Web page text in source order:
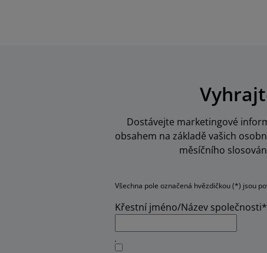
Dostávejte marketingové
obsahem na základě vašich
měsíčního
Všechna pole označená hvězdičkou (*) jsou
Křestní jméno/Název společnosti*